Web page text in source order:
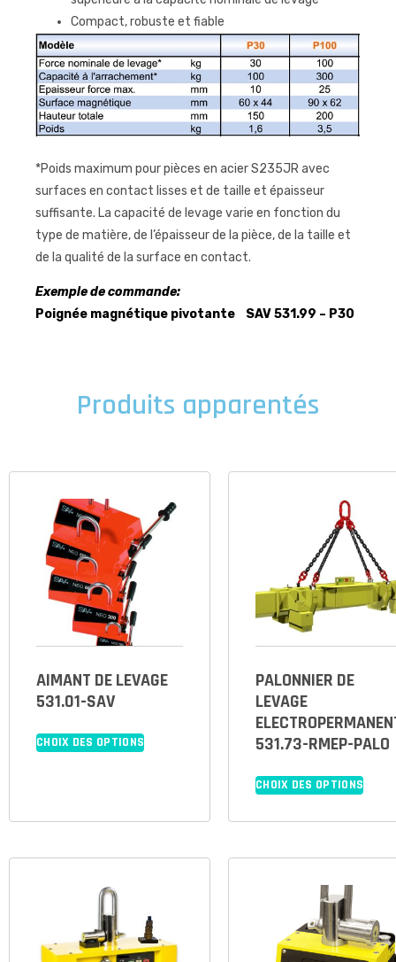
Compact, robuste et fiable
*Poids maximum pour pièces en acier S235JR avec
surfaces en contact lisses et de taille et épaisseur
suffisante. La capacité de levage varie en fonction du
type de matière, de l’épaisseur de la pièce, de la taille et
de la qualité de la surface en contact.
Exemple de commande:
Poignée magnétique pivotante SAV 531.99 – P30
Produits apparentés
AIMANT DE LEVAGE
531.01-SAV
CHOIX DES OPTIONS
PALONNIER DE
LEVAGE
531.73-RMEP-PALO
CHOIX DES OPTIONS